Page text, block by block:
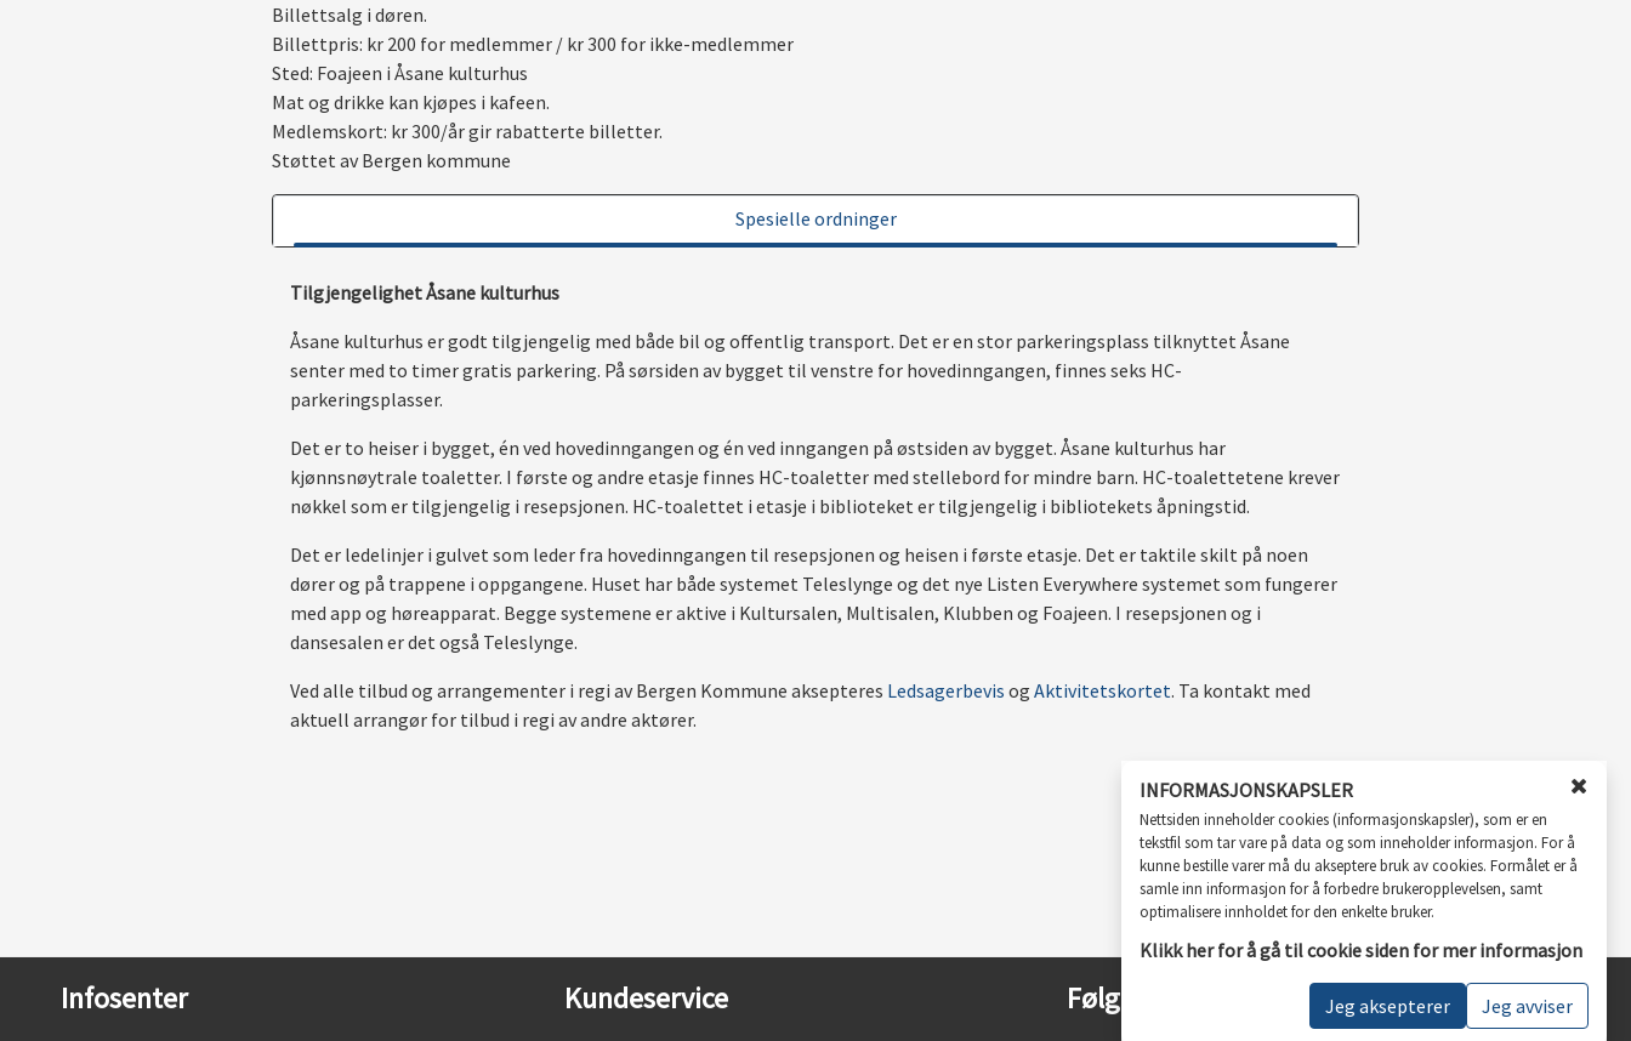
INFORMASJONSKAPSLER
Nettsiden inneholder cookies (informasjonskapsler), som er en
tekstfil som tar vare på data og som inneholder informasjon. For å
kunne bestille varer må du akseptere bruk av cookies. Formålet er å
samle inn informasjon for å forbedre brukeropplevelsen, samt
optimalisere innholdet for den enkelte bruker.
Klikk her for å gå til cookie siden for mer informasjon
Jeg aksepterer Jeg avviser
Billettsalg i døren.
Billettpris: kr 200 for medlemmer / kr 300 for ikke-medlemmer
Sted: Foajeen i Åsane kulturhus
Mat og drikke kan kjøpes i kafeen.
Medlemskort: kr 300/år gir rabatterte billetter.
Støttet av Bergen kommune
Spesielle ordninger
Tilgjengelighet Åsane kulturhus
Åsane kulturhus er godt tilgjengelig med både bil og offentlig transport. Det er en stor parkeringsplass tilknyttet Åsane
senter med to timer gratis parkering. På sørsiden av bygget til venstre for hovedinngangen, finnes seks HC-
parkeringsplasser.
Det er to heiser i bygget, én ved hovedinngangen og én ved inngangen på østsiden av bygget. Åsane kulturhus har
kjønnsnøytrale toaletter. I første og andre etasje finnes HC-toaletter med stellebord for mindre barn. HC-toalettetene krever
nøkkel som er tilgjengelig i resepsjonen. HC-toalettet i etasje i biblioteket er tilgjengelig i bibliotekets åpningstid.
Det er ledelinjer i gulvet som leder fra hovedinngangen til resepsjonen og heisen i første etasje. Det er taktile skilt på noen
dører og på trappene i oppgangene. Huset har både systemet Teleslynge og det nye Listen Everywhere systemet som fungerer
med app og høreapparat. Begge systemene er aktive i Kultursalen, Multisalen, Klubben og Foajeen. I resepsjonen og i
dansesalen er det også Teleslynge.
Ved alle tilbud og arrangementer i regi av Bergen Kommune aksepteres Ledsagerbevis og Aktivitetskortet. Ta kontakt med
aktuell arrangør for tilbud i regi av andre aktører.
Infosenter Kundeservice Følg oss